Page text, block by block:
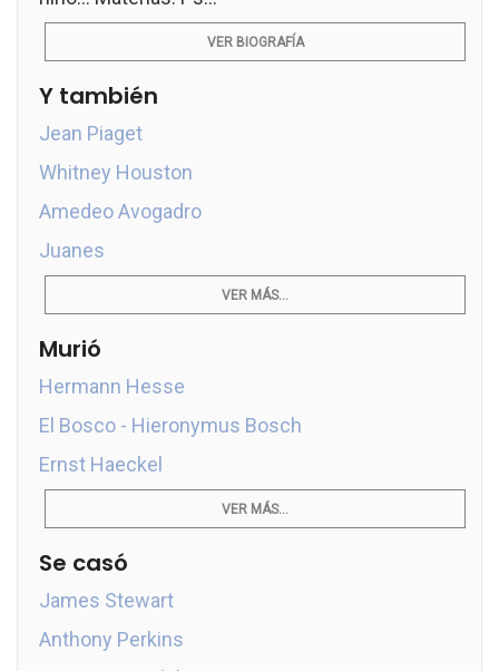
VER BIOGRAFÍA
Y también
Jean Piaget
Whitney Houston
Amedeo Avogadro
Juanes
VER MÁS...
Murió
Hermann Hesse
El Bosco - Hieronymus Bosch
Ernst Haeckel
VER MÁS...
Se casó
James Stewart
Anthony Perkins